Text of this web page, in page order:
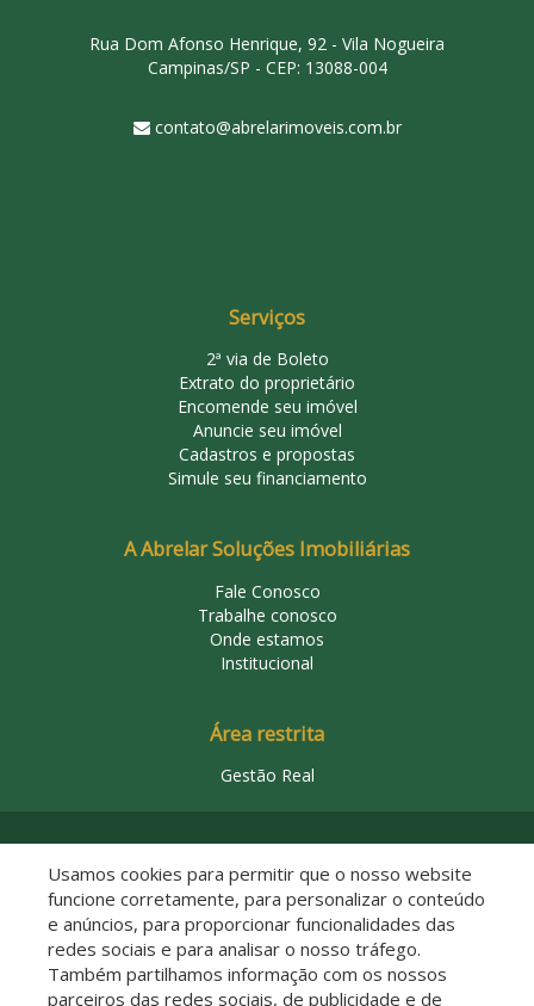
Rua Dom Afonso Henrique, 92 - Vila Nogueira
Campinas/SP - CEP: 13088-004
contato@abrelarimoveis.com.br
Serviços
2ª via de Boleto
Extrato do proprietário
Encomende seu imóvel
Anuncie seu imóvel
Cadastros e propostas
Simule seu financiamento
A Abrelar Soluções Imobiliárias
Fale Conosco
Trabalhe conosco
Onde estamos
Institucional
Área restrita
Gestão Real
Usamos cookies para permitir que o nosso website
funcione corretamente, para personalizar o conteúdo
e anúncios, para proporcionar funcionalidades das
redes sociais e para analisar o nosso tráfego.
Também partilhamos informação com os nossos
parceiros das redes sociais, de publicidade e de